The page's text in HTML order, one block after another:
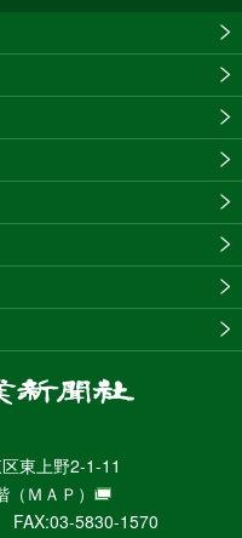
東上野2-1-11
（ＭＡＰ）
5830-1570